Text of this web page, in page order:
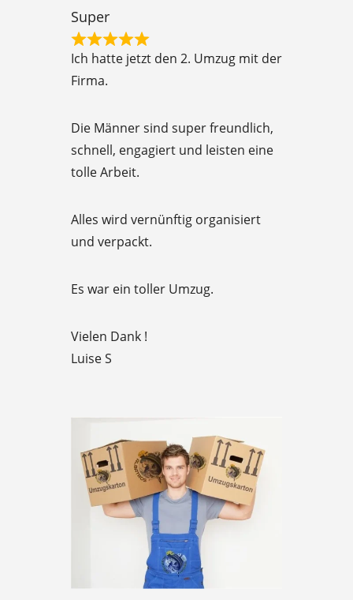
t
o
f
Super
R
d
5
o
t
o
5
Ich hatte jetzt den 2. Umzug mit der
Firma.
Die Männer sind super freundlich,
schnell, engagiert und leisten eine
tolle Arbeit.
Alles wird vernünftig organisiert
und verpackt.
Es war ein toller Umzug.
Vielen Dank !
Luise S